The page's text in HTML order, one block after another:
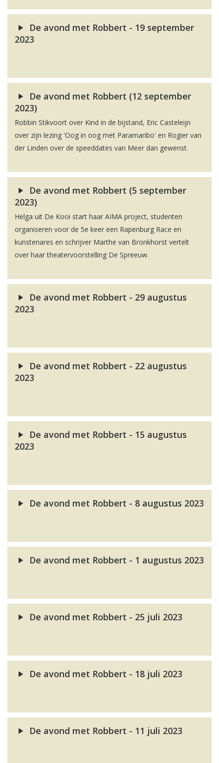
De avond met Robbert - 19 september
2023
De avond met Robbert (12 september
2023)
Robbin Stikvoort over Kind in de bijstand, Eric Casteleijn
over zijn lezing 'Oog in oog met Paramaribo' en Rogier van
der Linden over de speeddates van Meer dan gewenst.
De avond met Robbert (5 september
2023)
Helga uit De Kooi start haar AIMA project, studenten
organiseren voor de 5e keer een Rapenburg Race en
kunstenares en schrijver Marthe van Bronkhorst vertelt
over haar theatervoorstelling De Spreeuw.
De avond met Robbert - 29 augustus
2023
De avond met Robbert - 22 augustus
2023
De avond met Robbert - 15 augustus
2023
De avond met Robbert - 8 augustus 2023
De avond met Robbert - 1 augustus 2023
De avond met Robbert - 25 juli 2023
De avond met Robbert - 18 juli 2023
De avond met Robbert - 11 juli 2023